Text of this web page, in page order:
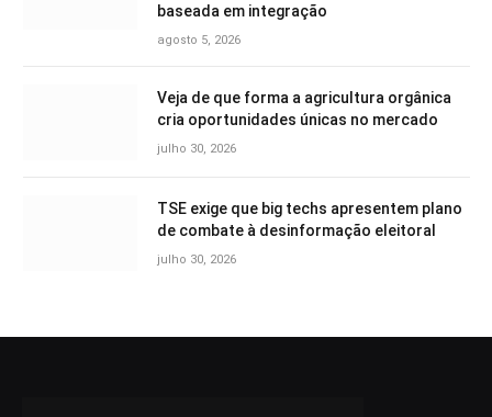
baseada em integração
agosto 5, 2026
Veja de que forma a agricultura orgânica
cria oportunidades únicas no mercado
julho 30, 2026
TSE exige que big techs apresentem plano
de combate à desinformação eleitoral
julho 30, 2026